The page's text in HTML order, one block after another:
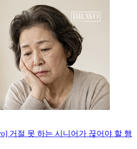
거절 못 하는 시니어가 끊어야 할 행